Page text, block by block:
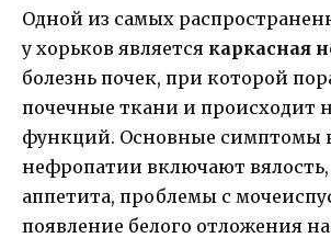
Одной из самых
у хорьков является каркасная
болезнь почек, при которой
почечные ткани и происходит
функций. Основные симптомы
нефропатии включают вялость,
аппетита, проблемы с
появление белого отложения